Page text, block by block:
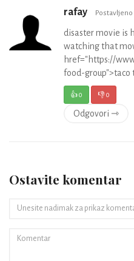
rafay
disaster movie is
watching that
href="https://
food-group">taco
👍0 👎0
Odgovori ⇾
Ostavite komentar